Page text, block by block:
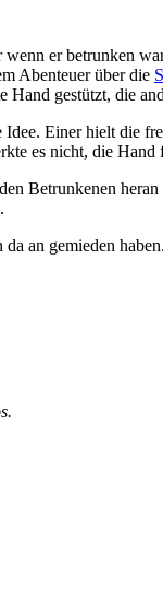
er betrunken
Abenteuer über die
Hand gestützt, die
Einer hielt die
es nicht, die
Betrunkenen
an gemieden haben.